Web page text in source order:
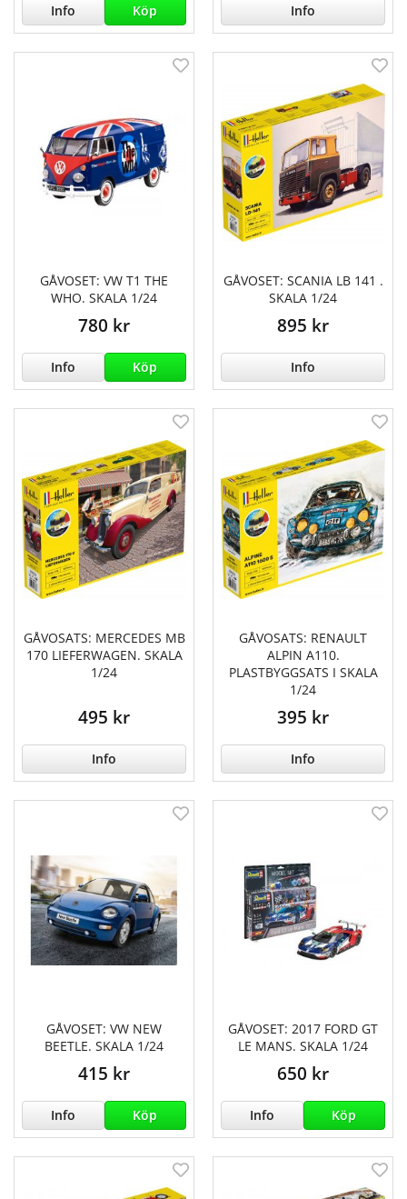
Info Köp Info
GÅVOSET: VW T1 THE
WHO. SKALA 1/24
780 kr
Info Köp
GÅVOSET: SCANIA LB 141 .
SKALA 1/24
895 kr
Info
GÅVOSATS: MERCEDES MB
170 LIEFERWAGEN. SKALA
1/24
495 kr
Info
GÅVOSATS: RENAULT
ALPIN A110.
PLASTBYGGSATS I SKALA
1/24
395 kr
Info
GÅVOSET: VW NEW
BEETLE. SKALA 1/24
415 kr
Info Köp
GÅVOSET: 2017 FORD GT
LE MANS. SKALA 1/24
650 kr
Info Köp